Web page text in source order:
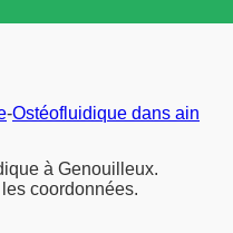
-Ostéofluidique dans ain
à Genouilleux.
coordonnées.